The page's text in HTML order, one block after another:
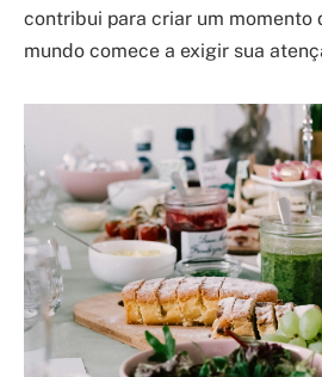
contribui para criar um momento
mundo comece a exigir sua